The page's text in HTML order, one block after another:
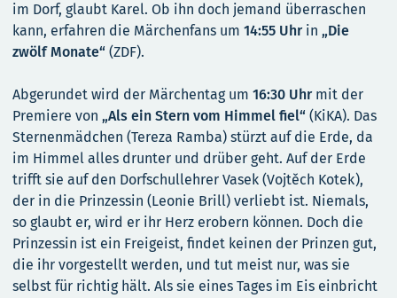
im Dorf, glaubt Karel. Ob ihn doch jemand überraschen
kann, erfahren die Märchenfans um 14:55 Uhrin „Die
zwölf Monate“ (ZDF).
Abgerundet wird der Märchentag um 16:30 Uhrmit der
Premiere von „Als ein Stern vom Himmel fiel“ (KiKA). Das
Sternenmädchen (Tereza Ramba) stürzt auf die Erde, da
im Himmel alles drunter und drüber geht. Auf der Erde
trifft sie auf den Dorfschullehrer Vasek (Vojtěch Kotek),
der in die Prinzessin (Leonie Brill) verliebt ist. Niemals,
so glaubt er, wird er ihr Herz erobern können. Doch die
Prinzessin ist ein Freigeist, findet keinen der Prinzen gut,
die ihr vorgestellt werden, und tut meist nur, was sie
selbst für richtig hält. Als sie eines Tages im Eis einbricht